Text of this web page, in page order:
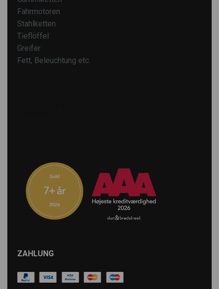
Fahrmotoren
Stahlketten
Tieflöffel
Greifer
Fett, Beleuchtung etc.
ZAHLUNG